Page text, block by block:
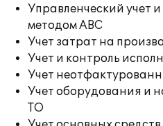
Управленческий учет
методом ABC
Учет затрат на
Учет и контроль
Учет
Учет оборудования и
ТО